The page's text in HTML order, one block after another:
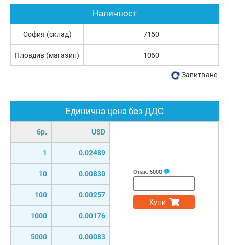
Единична цена без ДДС
бр. USD
1 0.02489
10 0.00830
100 0.00257
1000 0.00176
5000 0.00083
Опак. 5000
Купи
Наличност
София (склад) 7150
Пловдив (магазин) 1060
Запитване